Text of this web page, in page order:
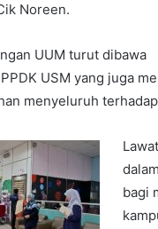
Noreen.
UUM turut dibawa
USM yang juga
menyeluruh
bagi